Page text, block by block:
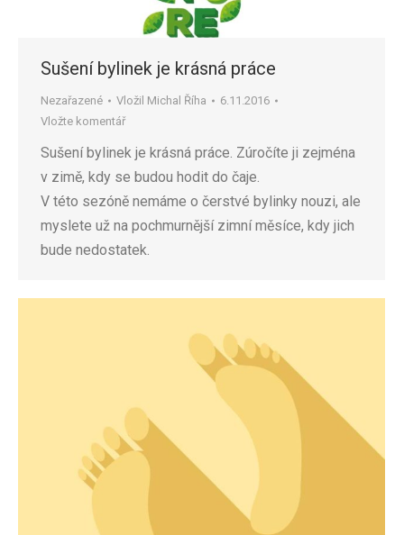
Sušení bylinek je krásná práce
Nezařazené Vložil Michal Říha
6.11.2016
Vložte komentář
Sušení bylinek je krásná práce. Zúročíte ji zejména
v zimě, kdy se budou hodit do čaje.
V této sezóně nemáme o čerstvé bylinky nouzi, ale
myslete už na pochmurnější zimní měsíce, kdy jich
bude nedostatek.